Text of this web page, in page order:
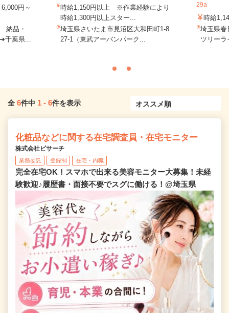
円～
納品・
千葉県...
時給1,150円以上 ※作業経験により
時給1,300円以上スター...
埼玉県さいたま市見沼区大和田町1-8
27-1（東武アーバンパーク...
29a
時給
埼玉県春
ツリー
全 6件中 1 - 6件を表示
化粧品などに関する在宅調査員・在宅モニター
株式会社ビサーチ
業務委託 登録制 在宅・内職
完全在宅OK！スマホで出来る美容モニター大募集！未経
験歓迎♪履歴書・面接不要でスグに働ける！@埼玉県